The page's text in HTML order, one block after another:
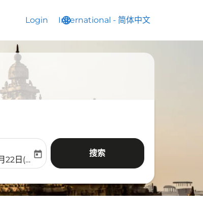
Login language
International - 简体中文
keyboard_arrow_down
return-date-aria-label
22日(周六)
today 搜索